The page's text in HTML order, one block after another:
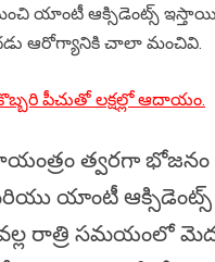
యాంటీ ఆక్సిడెంట్స్ ఇస్తాయి.
ఆరోగ్యానికి చాలా మంచివి.
పీచుతో లక్షల్లో ఆదాయం.
త్వరగా
యాంటీ ఆక్సిడెంట్స్
రాత్రి సమయంలో